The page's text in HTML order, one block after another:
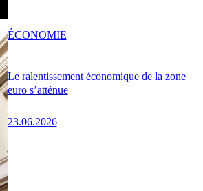
Le ralentissement économique de la zone
euro s’atténue
23.06.2026
ÉCONOMIE